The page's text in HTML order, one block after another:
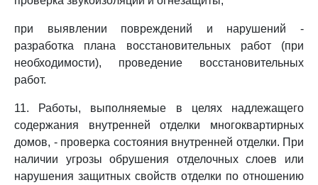
при выявлении повреждений и нарушений -
разработка плана восстановительных работ (при
необходимости), проведение восстановительных
работ.
11. Работы, выполняемые в целях надлежащего
содержания внутренней отделки многоквартирных
домов, - проверка состояния внутренней отделки. При
наличии угрозы обрушения отделочных слоев или
нарушения защитных свойств отделки по отношению